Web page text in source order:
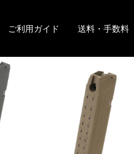
ご利用ガイド 送料・手数料